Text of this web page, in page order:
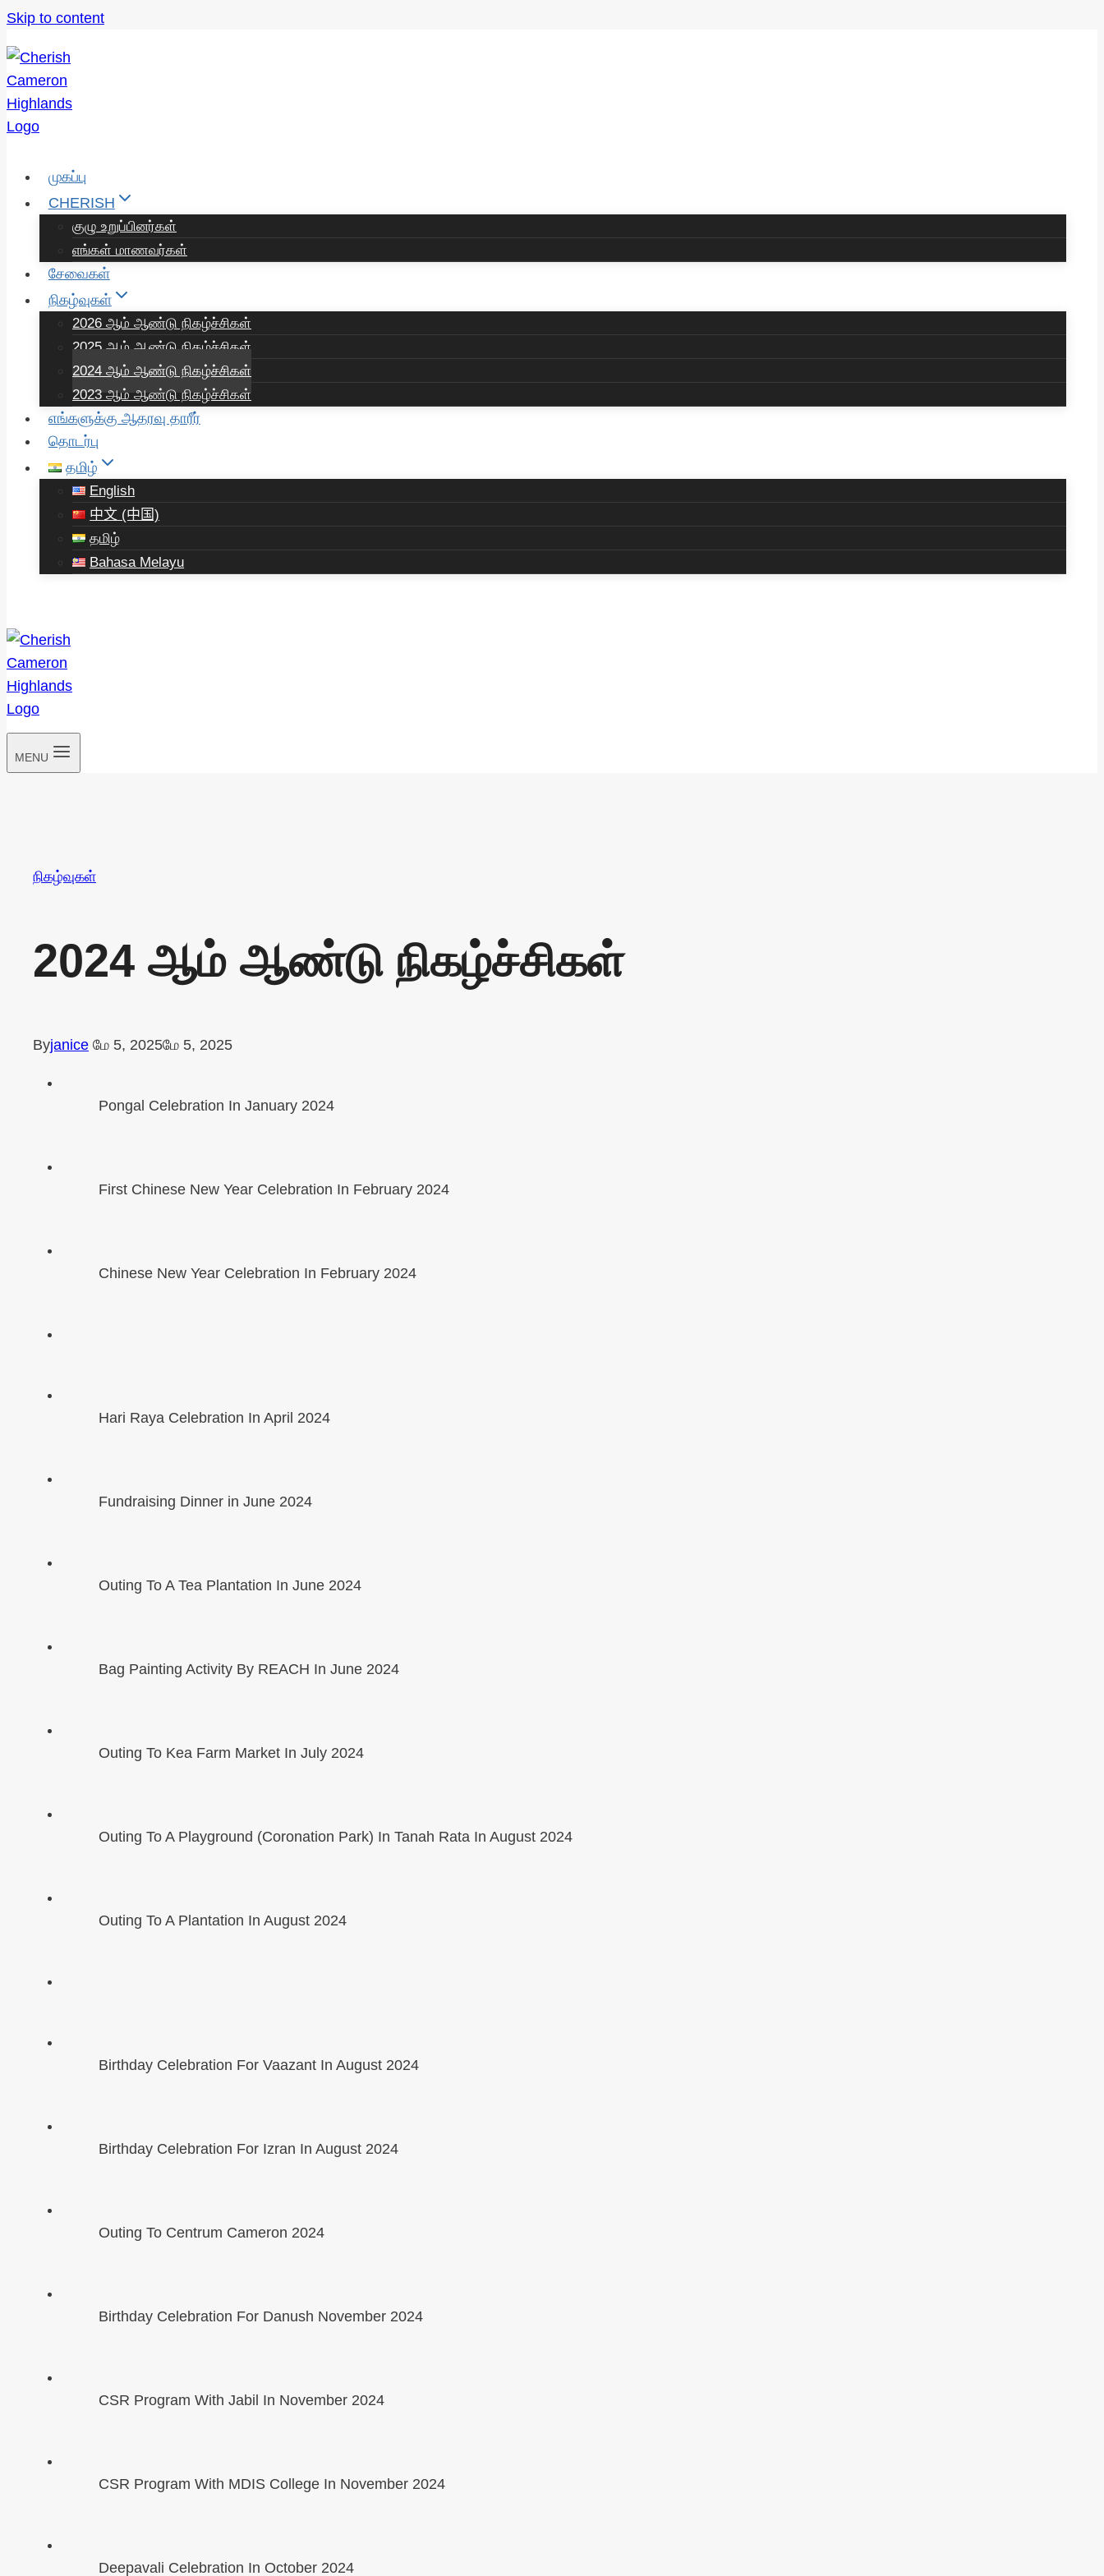
Skip to content
முகப்பு
CHERISH
குழு உறுப்பினர்கள்
எங்கள் மாணவர்கள்
சேவைகள்
நிகழ்வுகள்
2026 ஆம் ஆண்டு நிகழ்ச்சிகள்
2025 ஆம் ஆண்டு நிகழ்ச்சிகள்
2024 ஆம் ஆண்டு நிகழ்ச்சிகள்
2023 ஆம் ஆண்டு நிகழ்ச்சிகள்
எங்களுக்கு ஆதரவு தாரீர்
தொடர்பு
தமிழ்
English
中文 (中国)
தமிழ்
Bahasa Melayu
MENU
நிகழ்வுகள்
2024 ஆம் ஆண்டு நிகழ்ச்சிகள்
Byjanice மே 5, 2025மே 5, 2025
Pongal Celebration In January 2024
First Chinese New Year Celebration In February 2024
Chinese New Year Celebration In February 2024
Hari Raya Celebration In April 2024
Fundraising Dinner in June 2024
Outing To A Tea Plantation In June 2024
Bag Painting Activity By REACH In June 2024
Outing To Kea Farm Market In July 2024
Outing To A Playground (Coronation Park) In Tanah Rata In August 2024
Outing To A Plantation In August 2024
Birthday Celebration For Vaazant In August 2024
Birthday Celebration For Izran In August 2024
Outing To Centrum Cameron 2024
Birthday Celebration For Danush November 2024
CSR Program With Jabil In November 2024
CSR Program With MDIS College In November 2024
Deepavali Celebration In October 2024